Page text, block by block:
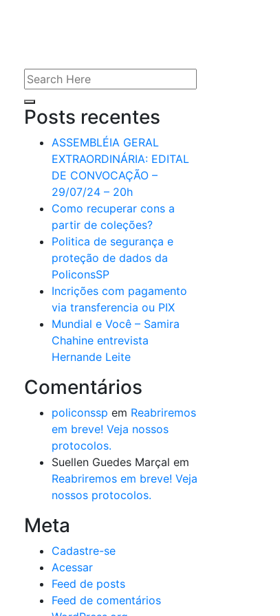
Posts recentes
ASSEMBLÉIA GERAL
EXTRAORDINÁRIA: EDITAL
DE CONVOCAÇÃO –
29/07/24 – 20h
Como recuperar cons a
partir de coleções?
Politica de segurança e
proteção de dados da
PoliconsSP
Incrições com pagamento
via transferencia ou PIX
Mundial e Você – Samira
Chahine entrevista
Hernande Leite
Comentários
policonssp em Reabriremos
em breve! Veja nossos
protocolos.
Suellen Guedes Marçal em
Reabriremos em breve! Veja
nossos protocolos.
Meta
Cadastre-se
Acessar
Feed de posts
Feed de comentários